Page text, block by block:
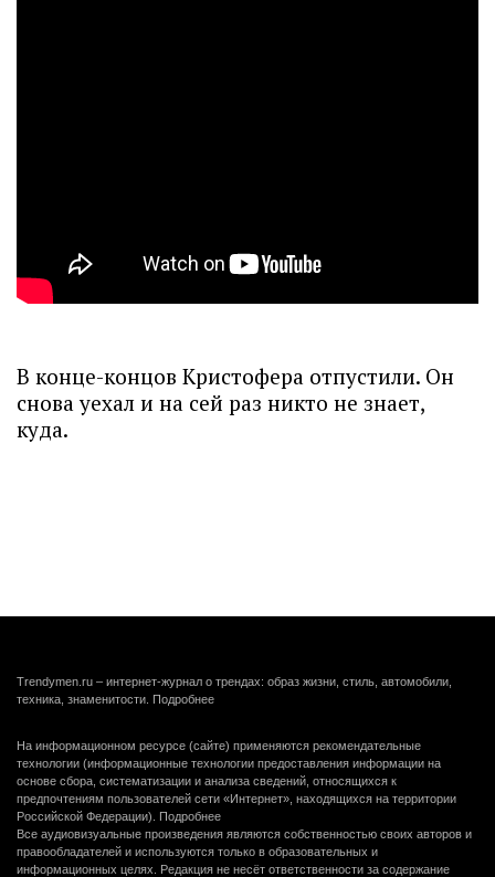
В конце-концов Кристофера отпустили. Он
снова уехал и на сей раз никто не знает,
куда.
Trendymen.ru – интернет-журнал о трендах: образ жизни, стиль, автомобили,
техника, знаменитости. Подробнее
На информационном ресурсе (сайте) применяются рекомендательные
технологии (информационные технологии предоставления информации на
основе сбора, систематизации и анализа сведений, относящихся к
предпочтениям пользователей сети «Интернет», находящихся на территории
Российской Федерации). Подробнее
Все аудиовизуальные произведения являются собственностью своих авторов и
правообладателей и используются только в образовательных и
информационных целях. Редакция не несёт ответственности за содержание